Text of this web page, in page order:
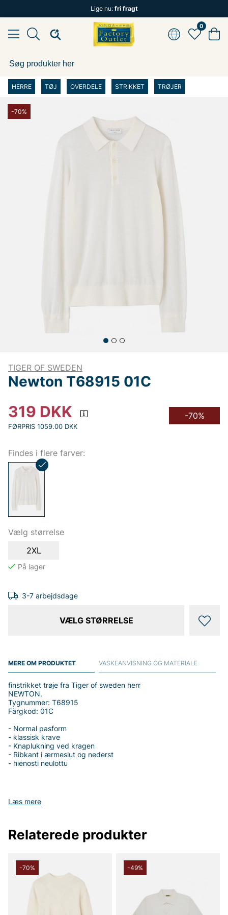
Lige nu: fri fragt
0
HERRE TØJ OVERDELE STRIKKET TRØJER
-70%
TIGER OF SWEDEN
Newton T68915 01C
319 DKK
FØRPRIS 1059.00 DKK
-70%
Findes i flere farver:
Vælg størrelse
2XL
3-7 arbejdsdage
VÆLG STØRRELSE
MERE OM PRODUKTET
Læs mere
finstrikket trøje fra Tiger of sweden herr
NEWTON.
Tygnummer: T68915
Färgkod: 01C
- Normal pasform
- klassisk krave
- Knaplukning ved kragen
- Ribkant i ærmeslut og nederst
- hienosti neulottu
Tak fordi du handler i vores webshop. Besøg også vores butik i
VASKEANVISNING OG MATERIALE
Relaterede produkter
-70% -49%